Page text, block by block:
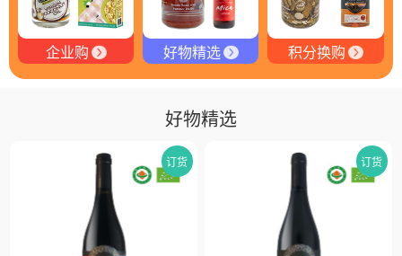
企业购 好物精选 积分换购
好物精选
订货 订货